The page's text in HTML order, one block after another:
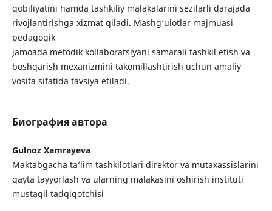
qobiliyatini hamda tashkiliy malakalarini sezilarli darajada
rivojlantirishga xizmat qiladi. Mashg‘ulotlar majmuasi
pedagogik
jamoada metodik kollaboratsiyani samarali tashkil etish va
boshqarish mexanizmini takomillashtirish uchun amaliy
vosita sifatida tavsiya etiladi.
Биография автора
Gulnoz Xamrayeva
Maktabgacha ta’lim tashkilotlari direktor va mutaxassislarini
qayta tayyorlash va ularning malakasini oshirish instituti
mustaqil tadqiqotchisi